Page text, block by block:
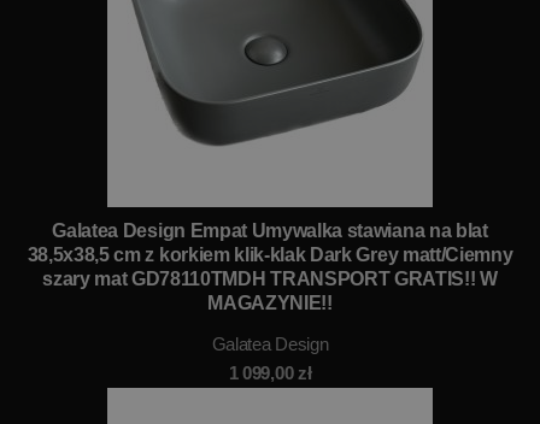
Galatea Design Empat Umywalka stawiana na blat
38,5x38,5 cm z korkiem klik-klak Dark Grey matt/Ciemny
szary mat GD78110TMDH TRANSPORT GRATIS!! W
MAGAZYNIE!!
Galatea Design
1 099,00zł